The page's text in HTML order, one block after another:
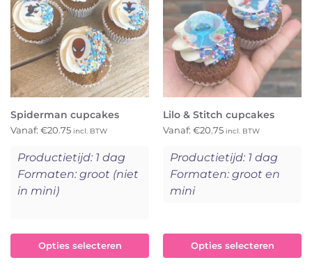
Spiderman cupcakes
Vanaf: €20.75 incl. BTW
Productietijd: 1 dag
Formaten: groot (niet
in mini)
Opties selecteren
Lilo & Stitch cupcakes
Vanaf: €20.75 incl. BTW
Productietijd: 1 dag
Formaten: groot en
mini
Opties selecteren